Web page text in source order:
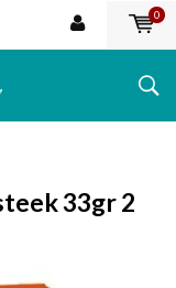
0
33gr 2